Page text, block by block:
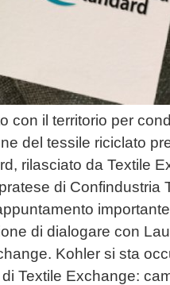
con il territorio per
del tessile riciclato
rilasciato da Textile
di Confindustria
di dialogare con
Kohler si sta
Textile Exchange: